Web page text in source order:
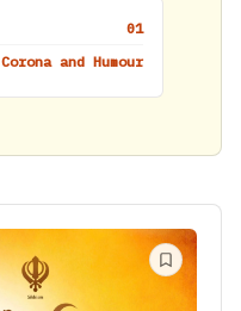
01
Corona and Humour